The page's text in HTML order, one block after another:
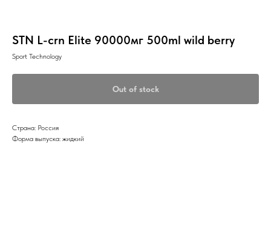
STN L-crn Elite 90000мг 500ml wild berry
Sport Technology
Out of stock
Страна: Россия
Форма выпуска: жидкий